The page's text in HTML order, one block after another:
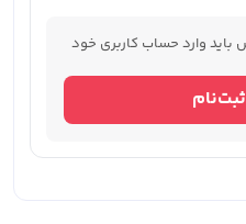
باید وارد حساب کاربری خود